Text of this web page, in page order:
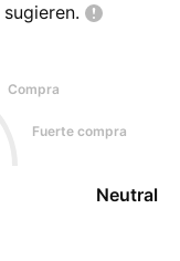
sugieren.
Compra
Fuerte compra
Neutral